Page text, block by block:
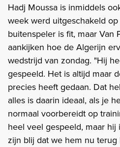
Hadj Moussa is inmiddels
week werd uitgeschakeld
buitenspeler is fit, maar Van
aankijken hoe de Algerijn
wedstrijd van zondag. "Hij
gespeeld. Het is altijd maar
precies heeft gedaan. Dat
alles is daarin ideaal, als je
normaal voorbereidt op
heel veel gespeeld, maar
zijn blij dat we hem nu terug